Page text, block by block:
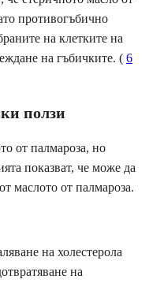
противогъбично
на клетките на
на гъбичките. ( 6
ползи
от палмароза, но
показват, че може да
маслото от палмароза.
на холестерола
на